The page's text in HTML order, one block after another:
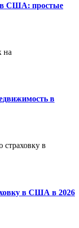
в США: простые
в
в США в 2026